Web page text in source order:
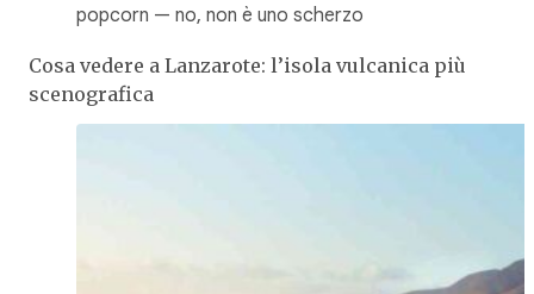
popcorn — no, non è uno scherzo
Cosa vedere a Lanzarote: l’isola vulcanica più
scenografica